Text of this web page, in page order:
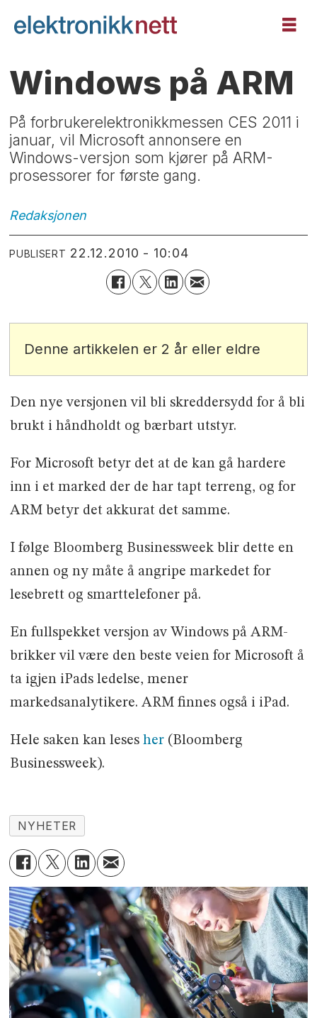
Windows på ARM
På forbrukerelektronikkmessen CES 2011 i
januar, vil Microsoft annonsere en
Windows-versjon som kjører på ARM-
prosessorer for første gang.
Redaksjonen
PUBLISERT 22.12.2010 - 10:04
Denne artikkelen er 2 år eller eldre
Den nye versjonen vil bli skreddersydd for å bli
brukt i håndholdt og bærbart utstyr.
For Microsoft betyr det at de kan gå hardere
inn i et marked der de har tapt terreng, og for
ARM betyr det akkurat det samme.
I følge Bloomberg Businessweek blir dette en
annen og ny måte å angripe markedet for
lesebrett og smarttelefoner på.
En fullspekket versjon av Windows på ARM-
brikker vil være den beste veien for Microsoft å
ta igjen iPads ledelse, mener
markedsanalytikere. ARM finnes også i iPad.
Hele saken kan leses her(Bloomberg
Businessweek).
NYHETER